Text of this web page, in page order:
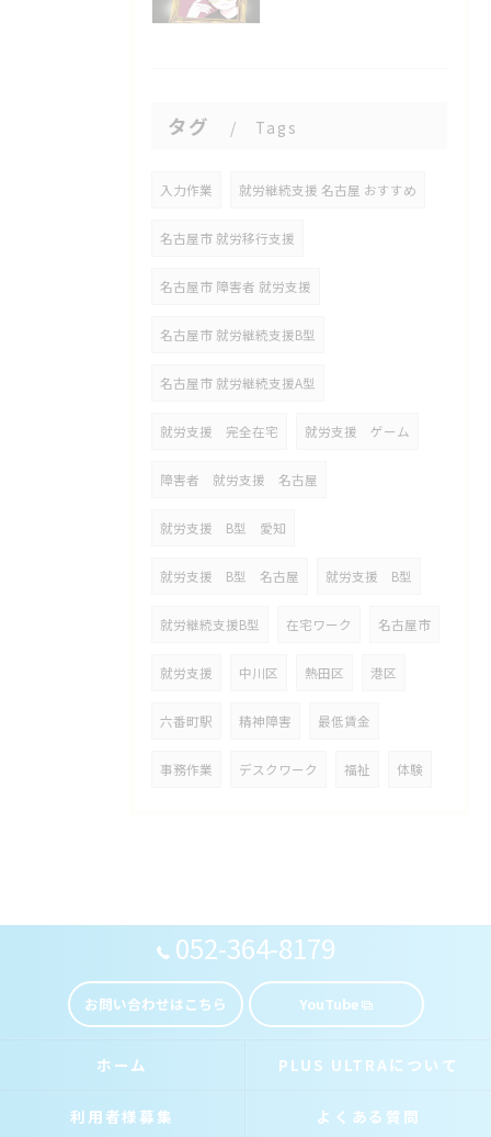
タグ Tags
入力作業 就労継続支援 名古屋 おすすめ
名古屋市 就労移行支援
名古屋市 障害者 就労支援
名古屋市 就労継続支援B型
名古屋市 就労継続支援A型
就労支援 完全在宅 就労支援 ゲーム
障害者 就労支援 名古屋
就労支援 B型 愛知
就労支援 B型 名古屋 就労支援 B型
就労継続支援B型 在宅ワーク 名古屋市
就労支援 中川区 熱田区 港区
六番町駅 精神障害 最低賃金
事務作業 デスクワーク 福祉 体験
052-364-8179
お問い合わせはこちら YouTube
ホーム PLUS ULTRAについて
利用者様募集 よくある質問